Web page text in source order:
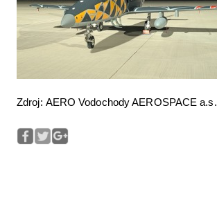
Zdroj: AERO Vodochody AEROSPACE a.s.